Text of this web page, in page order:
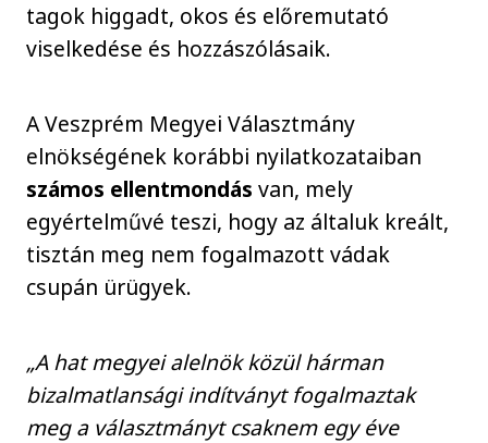
tagok higgadt, okos és előremutató
viselkedése és hozzászólásaik.
A Veszprém Megyei Választmány
elnökségének korábbi nyilatkozataiban
számos ellentmondás van, mely
egyértelművé teszi, hogy az általuk kreált,
tisztán meg nem fogalmazott vádak
csupán ürügyek.
„A hat megyei alelnök közül hárman
bizalmatlansági indítványt fogalmaztak
meg a választmányt csaknem egy éve